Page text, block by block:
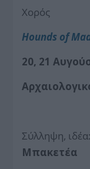
Χορός
Hounds of
20, 21
Σύλληψη, ιδέα:
Μπακετέα